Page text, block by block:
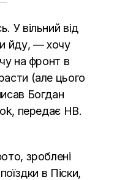
У вільний від
йду, — хочу
на фронт в
(але цього
Богдан
передає НВ.
зроблені
в Піски,